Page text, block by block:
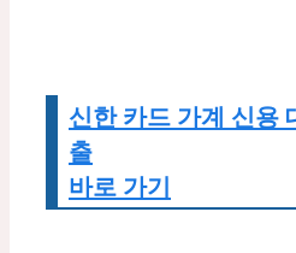
신한 카드 가계 신용
출
바로 가기